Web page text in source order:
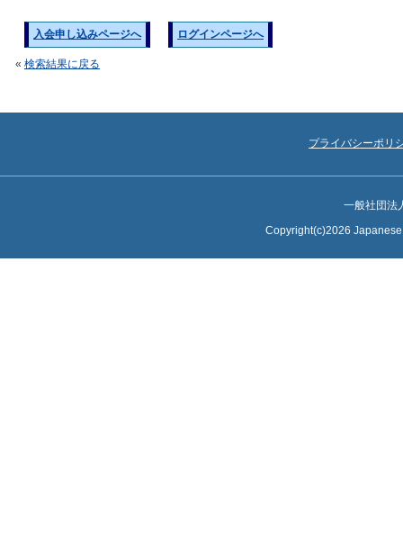
入会申し込みページへ ログインページへ
« 検索結果に戻る
プライバシーポリ
一般社団法
Copyright(c)2026